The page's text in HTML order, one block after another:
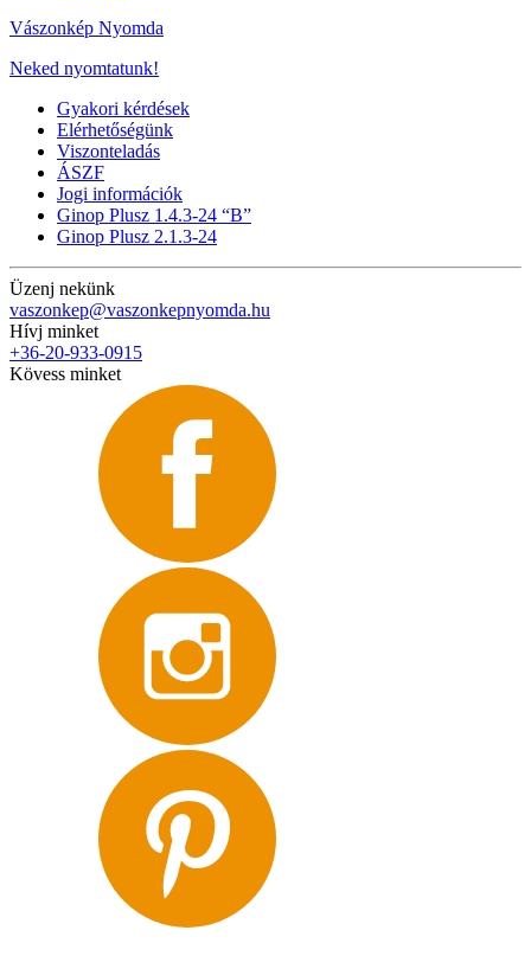
Vászonkép Nyomda
Neked nyomtatunk!
Gyakori kérdések
Elérhetőségünk
Viszonteladás
ÁSZF
Jogi információk
Ginop Plusz 1.4.3-24 “B”
Ginop Plusz 2.1.3-24
Üzenj nekünk
vaszonkep@vaszonkepnyomda.hu
Hívj minket
+36-20-933-0915
Kövess minket